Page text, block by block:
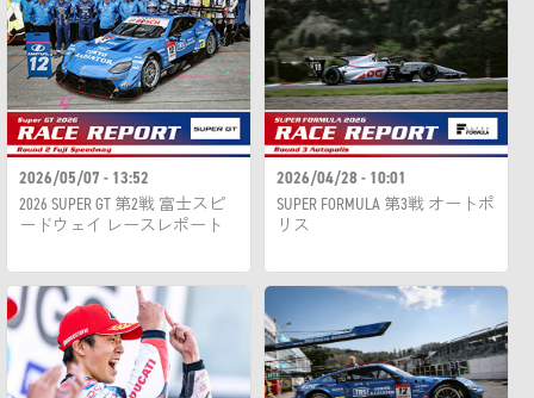
2026/05/07 - 13:52
2026 SUPER GT 第2戦 富士スピ
ードウェイ レースレポート
2026/04/28 - 10:01
SUPER FORMULA 第3戦 オートポ
リス